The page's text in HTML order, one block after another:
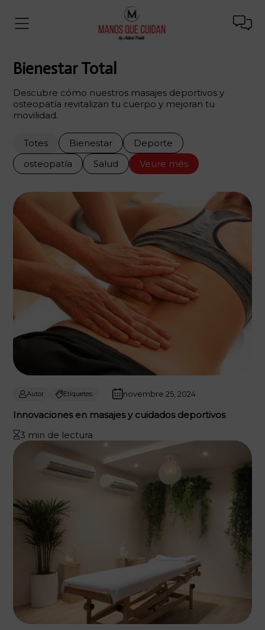
Bienestar Total
Descubre cómo nuestros masajes deportivos y
osteopatía revitalizan tu cuerpo y mejoran tu
movilidad.
Totes Bienestar
Deporte
osteopatía
Salud Veure més
Autor Etiquetes novembre 25, 2024
Innovaciones en masajes y cuidados deportivos
3 min de lectura